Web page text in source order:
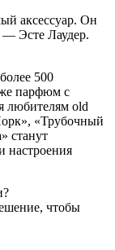
аксессуар. Он
— Эсте Лаудер.
500
парфюм с
любителям old
«Трубочный
станут
настроения
чтобы